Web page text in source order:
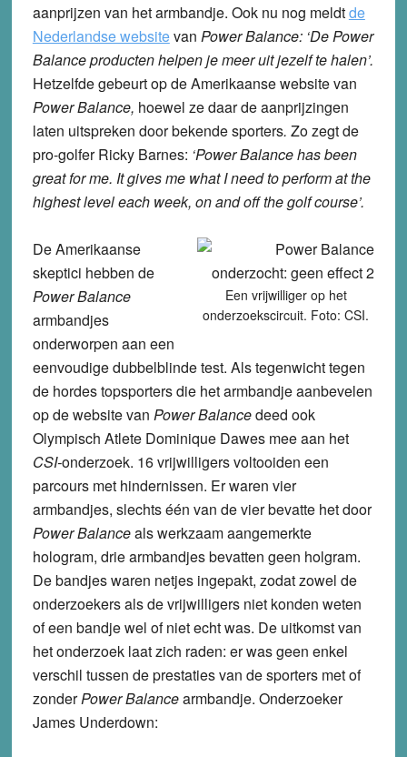
aanprijzen van het armbandje. Ook nu nog meldtde
Nederlandse websitevan Power Balance: ‘De Power
Balance producten helpen je meer uit jezelf te halen’.
Hetzelfde gebeurt op de Amerikaanse website van
Power Balance, hoewel ze daar de aanprijzingen
laten uitspreken door bekende sporters. Zo zegt de
pro-golfer Ricky Barnes: ‘Power Balance has been
great for me. It gives me what I need to perform at the
highest level each week, on and off the golf course’.
Een vrijwilliger op het
onderzoekscircuit. Foto: CSI.
De Amerikaanse
skeptici hebben de
Power Balance
armbandjes
onderworpen aan een
eenvoudige dubbelblinde test. Als tegenwicht tegen
de hordes topsporters die het armbandje aanbevelen
op de website van Power Balancedeed ook
Olympisch Atlete Dominique Dawes mee aan het
CSI-onderzoek. 16 vrijwilligers voltooiden een
parcours met hindernissen. Er waren vier
armbandjes, slechts één van de vier bevatte het door
Power Balanceals werkzaam aangemerkte
hologram, drie armbandjes bevatten geen holgram.
De bandjes waren netjes ingepakt, zodat zowel de
onderzoekers als de vrijwilligers niet konden weten
of een bandje wel of niet echt was. De uitkomst van
het onderzoek laat zich raden: er was geen enkel
verschil tussen de prestaties van de sporters met of
zonderPower Balancearmbandje. Onderzoeker
James Underdown: